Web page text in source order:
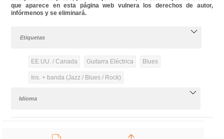
que aparece en esta página web vulnera los derechos de autor,
infórmenos y se eliminará.
Etiquetas
EE.UU. / Canada Guitarra Eléctrica Blues
Ins. + banda (Jazz / Blues / Rock)
Idioma